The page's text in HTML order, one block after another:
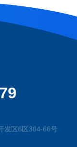
发区6区304-66号